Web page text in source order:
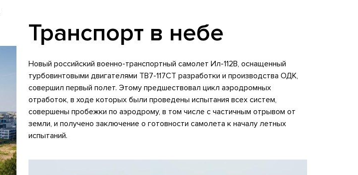
Транспорт в небе
Новый российский военно-транспортный самолет Ил-112В, оснащенный
турбовинтовыми двигателями ТВ7-117СТ разработки и производства ОДК,
совершил первый полет. Этому предшествовал цикл аэродромных
отработок, в ходе которых были проведены испытания всех систем,
совершены пробежки по аэродрому, в том числе с частичным отрывом от
земли, и получено заключение о готовности самолета к началу летных
испытаний.